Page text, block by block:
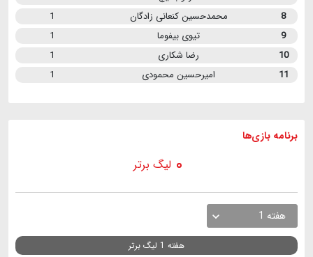
8
محمدحسین کنعانی زادگان
1
9
تیوی بیفوما
1
10
رضا شکاری
1
11
امیرحسین محمودی 1
برنامه بازی ها
لیگ برتر
هفته 1
هفته 1 لیگ برتر